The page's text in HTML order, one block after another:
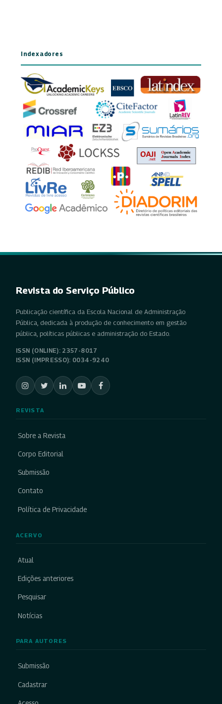
Indexadores
Revista do Serviço Público
Publicação científica da Escola Nacional de Administração
Pública, dedicada à produção de conhecimento em gestão
pública, políticas públicas e administração do Estado.
ISSN (ONLINE): 2357-8017
ISSN (IMPRESSO): 0034-9240
REVISTA
Sobre a Revista
Corpo Editorial
Submissão
Contato
Política de Privacidade
ACERVO
Atual
Edições anteriores
Pesquisar
Notícias
PARA AUTORES
Submissão
Cadastrar